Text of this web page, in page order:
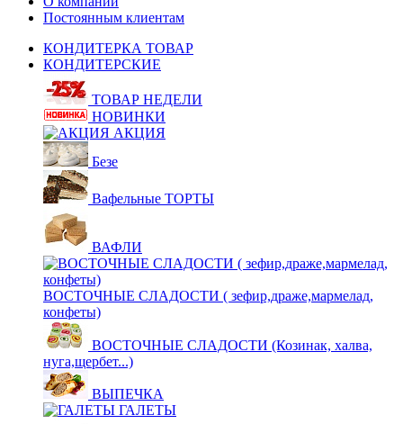
Постоянным клиентам
КОНДИТЕРКА ТОВАР
КОНДИТЕРСКИЕ
ТОВАР НЕДЕЛИ
НОВИНКИ
АКЦИЯ
Безе
Вафельные ТОРТЫ
ВАФЛИ
ВОСТОЧНЫЕ СЛАДОСТИ ( зефир,драже,мармелад,
конфеты)
ВОСТОЧНЫЕ СЛАДОСТИ (Козинак, халва,
нуга,щербет...)
ВЫПЕЧКА
ГАЛЕТЫ